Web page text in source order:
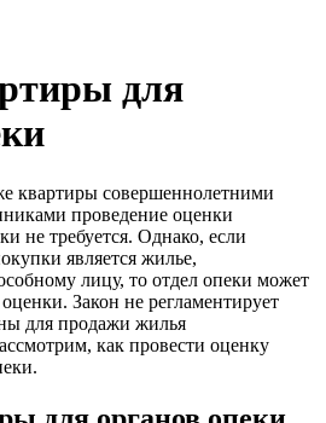
для
квартиры совершеннолетними
проведение оценки
не требуется. Однако, если
является жилье,
лицу, то отдел опеки может
Закон не регламентирует
для продажи жилья
как провести оценку